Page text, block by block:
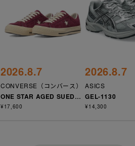
2026.8.7
CONVERSE（コンバース）
ONE STAR AGED SUEDE
AG
¥17,600
2026.8.7
ASICS
GEL-1130
¥14,300